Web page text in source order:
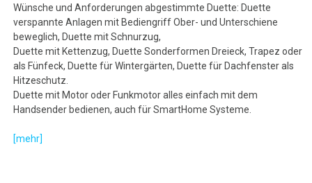
Wünsche und Anforderungen abgestimmte Duette: Duette
verspannte Anlagen mit Bediengriff Ober- und Unterschiene
beweglich, Duette mit Schnurzug,
Duette mit Kettenzug, Duette Sonderformen Dreieck, Trapez oder
als Fünfeck, Duette für Wintergärten, Duette für Dachfenster als
Hitzeschutz.
Duette mit Motor oder Funkmotor alles einfach mit dem
Handsender bedienen, auch für SmartHome Systeme.
[mehr]